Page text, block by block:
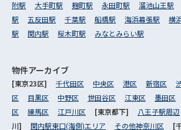
附駅
大手町駅 麹町駅 永田町駅 溜池山王駅
駅
五反田駅 千葉駅 船橋駅 海浜幕張駅 横
駅
関内駅 桜木町駅 みなとみらい駅
物件アーカイブ
[東京23区] 千代田区 中央区 港区 新宿区
区
目黒区 中野区 世田谷区 江東区 墨田区
区
練馬区 江戸川区 [東京都下] 八王子駅周辺
川] 関内駅東口(海側)エリア その他神奈川区 [